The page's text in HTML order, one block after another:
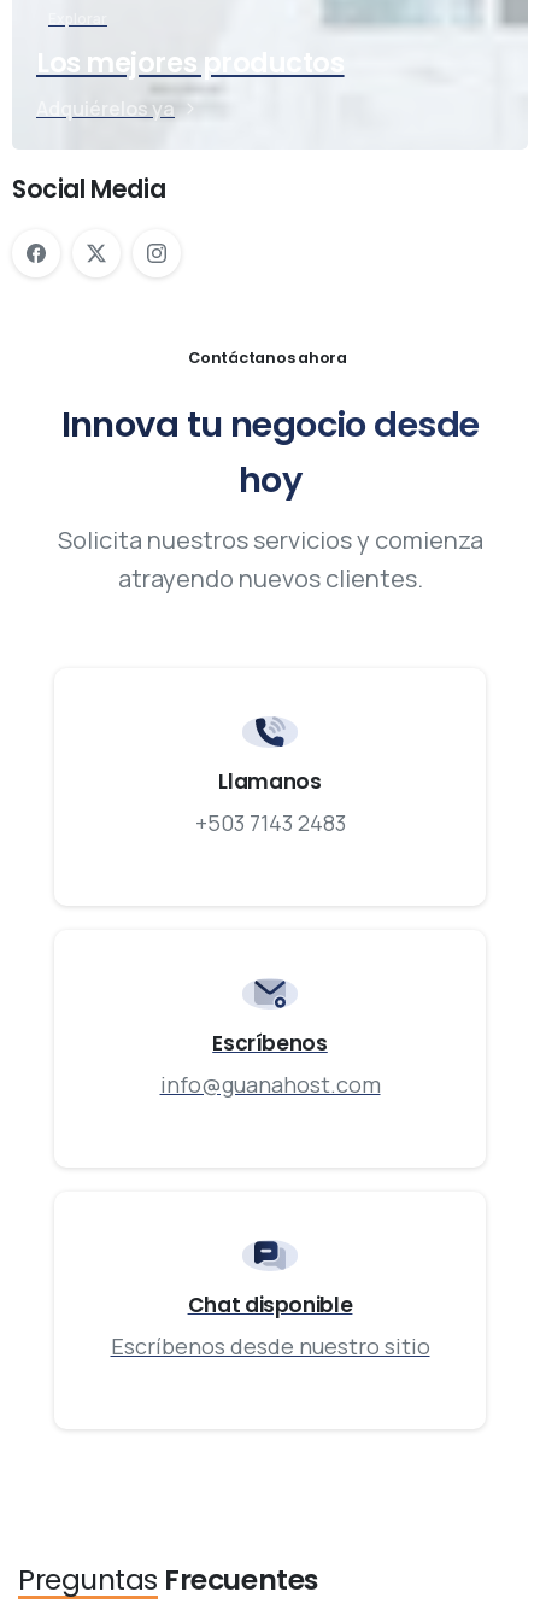
Los mejores productos
Adquiérelos ya
Social Media
Contáctanos ahora
Innova tu negocio desde
hoy
Solicita nuestros servicios y comienza
atrayendo nuevos clientes.
Llamanos
+503 7143 2483
Escríbenos
info@guanahost.com
Chat disponible
Escríbenos desde nuestro sitio
Preguntas Frecuentes